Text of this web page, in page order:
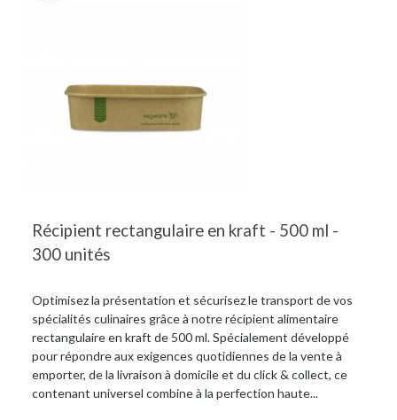
Récipient rectangulaire en kraft - 500 ml -
300 unités
Optimisez la présentation et sécurisez le transport de vos
spécialités culinaires grâce à notre récipient alimentaire
rectangulaire en kraft de 500 ml. Spécialement développé
pour répondre aux exigences quotidiennes de la vente à
emporter, de la livraison à domicile et du click & collect, ce
contenant universel combine à la perfection haute...